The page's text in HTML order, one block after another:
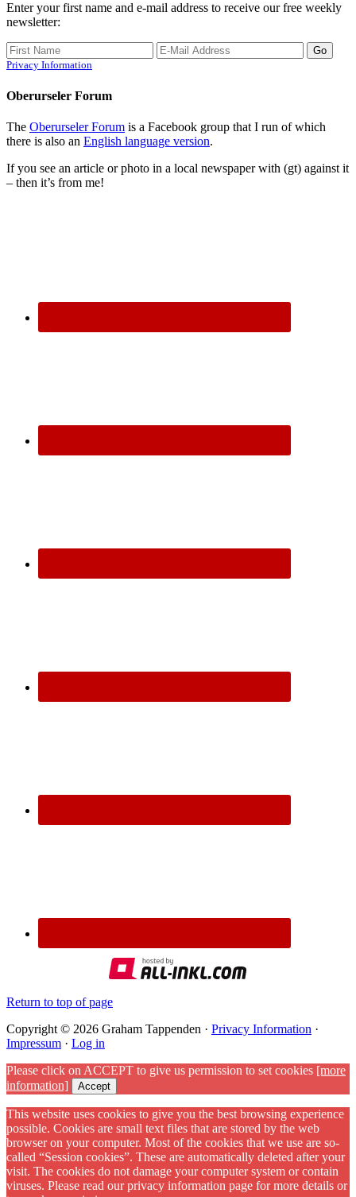
Enter your first name and e-mail address to receive our free weekly
newsletter:
Privacy Information
Oberurseler Forum
The Oberurseler Forum is a Facebook group that I run of which
there is also an English language version.
If you see an article or photo in a local newspaper with (gt) against it
– then it’s from me!
Return to top of page
Copyright © 2026 Graham Tappenden · Privacy Information ·
Impressum · Log in
Please click on ACCEPT to give us permission to set cookies [more
information]
Accept
This website uses cookies to give you the best browsing experience
possible. Cookies are small text files that are stored by the web
browser on your computer. Most of the cookies that we use are so-
called “Session cookies”. These are automatically deleted after your
visit. The cookies do not damage your computer system or contain
viruses. Please read our privacy information page for more details or